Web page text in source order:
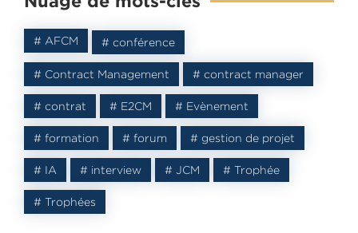
# AFCM # conférence
# Contract Management # contract manager
# contrat # E2CM # Evènement
# formation # forum # gestion de projet
# IA # interview # JCM # Trophée
# Trophées